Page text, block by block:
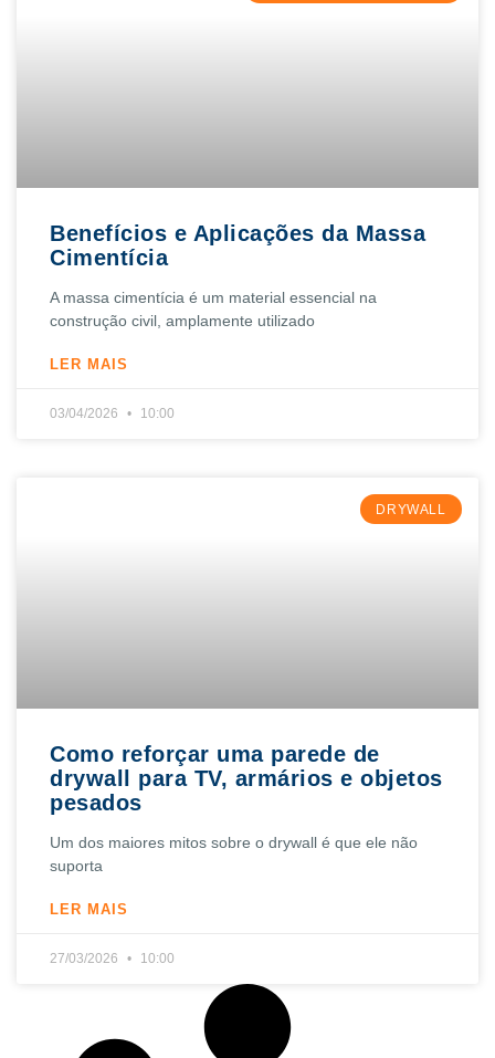
Benefícios e Aplicações da Massa
Cimentícia
A massa cimentícia é um material essencial na
construção civil, amplamente utilizado
LER MAIS
03/04/2026 10:00
DRYWALL
Como reforçar uma parede de
drywall para TV, armários e objetos
pesados
Um dos maiores mitos sobre o drywall é que ele não
suporta
LER MAIS
27/03/2026 10:00